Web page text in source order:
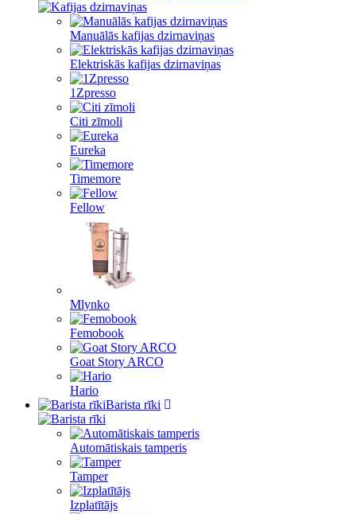
Manuālās kafijas dzirnaviņas
Elektriskās kafijas dzirnaviņas
1Zpresso
Citi zīmoli
Eureka
Timemore
Fellow
Mlynko
Femobook
Goat Story ARCO
Hario
Barista rīki
Automātiskais tamperis
Tamper
Izplatītājs